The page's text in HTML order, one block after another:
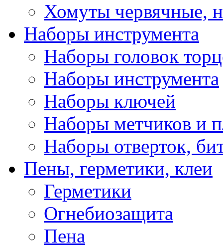
Хомуты червячные,
Наборы инструмента
Наборы головок
Наборы инструмента
Наборы ключей
Наборы метчиков и
Наборы отверток,
Пены, герметики, клеи
Герметики
Огнебиозащита
Пена